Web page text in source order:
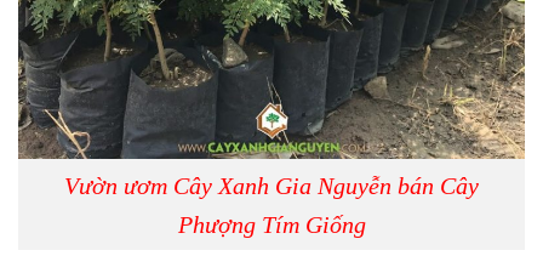
Vườn ươm Cây Xanh Gia Nguyễn bán Cây
Phượng Tím Giống